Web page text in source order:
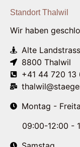
Standort Thalwil
Wir haben
Alte
8800 Thalwil
+41 44 720 13
Montag -
09:00-12:00 -